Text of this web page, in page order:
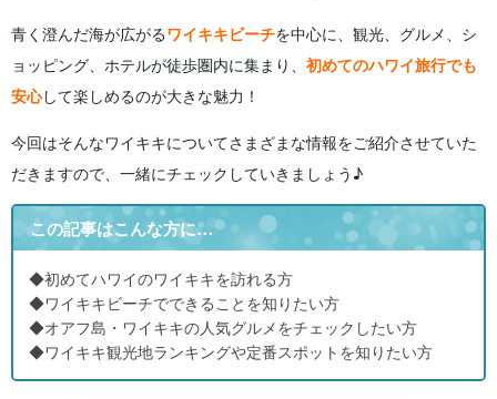
青く澄んだ海が広がるワイキキビーチを中心に、観光、グルメ、シ
ョッピング、ホテルが徒歩圏内に集まり、 初めてのハワイ旅行でも
安心して楽しめるのが大きな魅力！
今回はそんなワイキキについてさまざまな情報をご紹介させていた
だきますので、一緒にチェックしていきましょう♪
この記事はこんな方に…
◆初めてハワイのワイキキを訪れる方
◆ワイキキビーチでできることを知りたい方
◆オアフ島・ワイキキの人気グルメをチェックしたい方
◆ワイキキ観光地ランキングや定番スポットを知りたい方